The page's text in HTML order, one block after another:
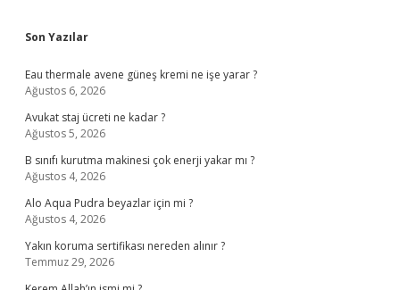
Sidebar
Son Yazılar
Eau thermale avene güneş kremi ne işe yarar ?
Ağustos 6, 2026
Avukat staj ücreti ne kadar ?
Ağustos 5, 2026
B sınıfı kurutma makinesi çok enerji yakar mı ?
Ağustos 4, 2026
Alo Aqua Pudra beyazlar için mi ?
Ağustos 4, 2026
Yakın koruma sertifikası nereden alınır ?
Temmuz 29, 2026